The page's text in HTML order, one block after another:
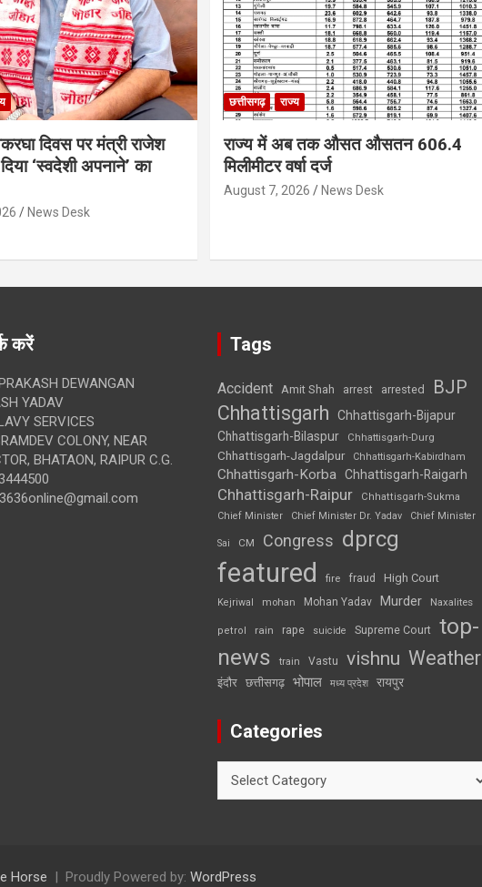
दिवस पर मंत्री राजेश
‘स्वदेशी अपनाने’ का
News Desk
छत्तीसगढ़ राज्य
राज्य में अब तक औसत औसतन 606.4
मिलीमीटर वर्षा दर्ज
August 7, 2026 News Desk
करें
DEWANGAN
YADAV
SERVICES
COLONY, NEAR
BHATAON, RAIPUR C.G.
Tags
Accident Amit Shah arrest arrested BJP
Chhattisgarh
Chhattisgarh-Bijapur
Chhattisgarh-Bilaspur
Chhattisgarh-Durg
Chhattisgarh-Jagdalpur Chhattisgarh-Kabirdham
Chhattisgarh-Korba Chhattisgarh-Raigarh
Chhattisgarh-Raipur
Chhattisgarh-Sukma
Chief Minister
Chief Minister Dr. Yadav Chief Minister
Sai CM Congress dprcg
featured fire fraud High Court
Kejriwal mohan Mohan Yadav Murder Naxalites
petrol rain rape suicide Supreme Court top-
news
train Vastu vishnu Weather
इंदौर छत्तीसगढ़ भोपाल मध्य प्रदेश रायपुर
Categories
Horse Proudly Powered by: WordPress